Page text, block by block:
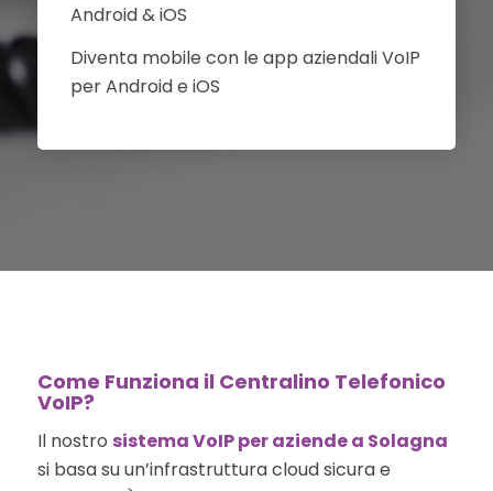
Android & iOS
Diventa mobile con le app aziendali VoIP
per Android e iOS
Come Funziona il Centralino Telefonico
VoIP?
Il nostro sistema VoIP per aziende a Solagna
si basa su un’infrastruttura cloud sicura e